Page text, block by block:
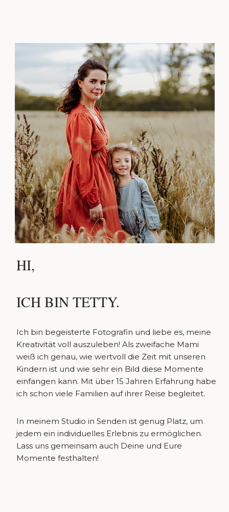
HI,
ICH BIN TETTY.
Ich bin begeisterte Fotografin und liebe es, meine
Kreativität voll auszuleben! Als zweifache Mami
weiß ich genau, wie wertvoll die Zeit mit unseren
Kindern ist und wie sehr ein Bild diese Momente
einfangen kann. Mit über 15 Jahren Erfahrung habe
ich schon viele Familien auf ihrer Reise begleitet.
In meinem Studio in Senden ist genug Platz, um
jedem ein individuelles Erlebnis zu ermöglichen.
Lass uns gemeinsam auch Deine und Eure
Momente festhalten!